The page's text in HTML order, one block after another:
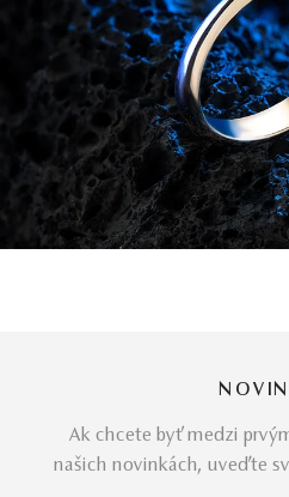
Ak chcete byť medzi
našich novinkách, uveďte